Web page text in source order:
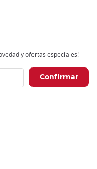
y ofertas especiales!